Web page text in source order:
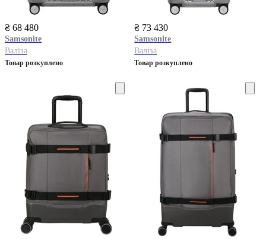
₴ 68 480
Samsonite
Валіза
Товар розкуплено
₴ 73 430
Samsonite
Валіза
Товар розкуплено